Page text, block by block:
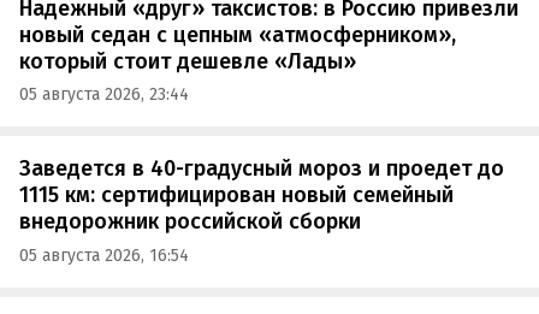
Надежный «друг» таксистов: в Россию привезли
новый седан с цепным «атмосферником»,
который стоит дешевле «Лады»
05 августа 2026, 23:44
Заведется в 40-градусный мороз и проедет до
1115 км: сертифицирован новый семейный
внедорожник российской сборки
05 августа 2026, 16:54